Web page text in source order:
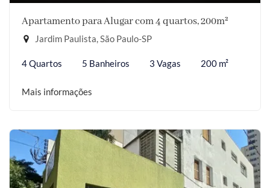
Apartamento para Alugar com 4 quartos, 200m²
Jardim Paulista, São Paulo-SP
4 Quartos 5 Banheiros 3 Vagas 200 m²
Mais informações